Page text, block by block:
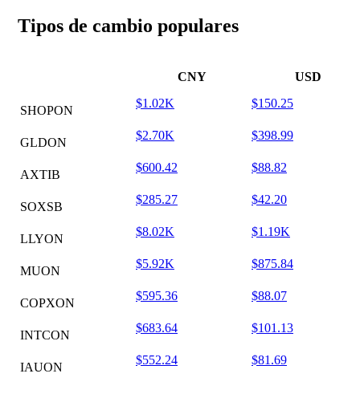
Tipos de cambio populares
CNY USD
SHOPON
$1.02K $150.25
GLDON
$2.70K $398.99
AXTIB
$600.42 $88.82
SOXSB
$285.27 $42.20
LLYON
$8.02K $1.19K
MUON
$5.92K $875.84
COPXON
$595.36 $88.07
INTCON
$683.64 $101.13
IAUON
$552.24 $81.69